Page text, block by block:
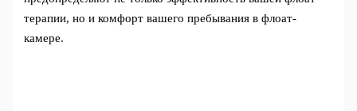
терапии, но и комфорт вашего пребывания в флоат-
камере.